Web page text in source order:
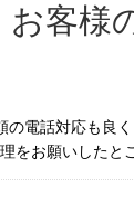
お客様
電話対応も良
をお願いしたと